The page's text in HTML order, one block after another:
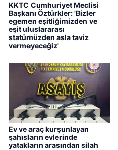
KKTC Cumhuriyet Meclisi
Başkanı Öztürkler: 'Bizler
egemen eşitliğimizden ve
eşit uluslararası
statümüzden asla taviz
vermeyeceğiz'
Ev ve araç kurşunlayan
şahısların evlerinde
yatakların arasından silah